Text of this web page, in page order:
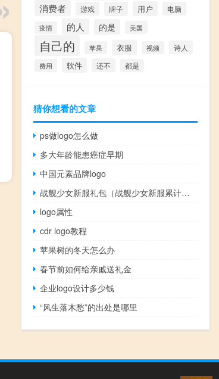
消费者 游戏 牌子 用户 电脑
疫情 的人 的是 美国
自己的 苹果 衣服 视频 诗人
费用 软件 还不 都是
猜你想看的文章
ps做logo怎么做
多大年龄能患癌症早期
中国元素品牌logo
战舰少女新服礼包（战舰少女新服累计天数礼包码 快吧手游）
logo属性
cdr logo教程
苹果树的冬天怎么办
春节前如何给亲戚送礼金
企业logo设计多少钱
“风生落木愁”的出处是哪里